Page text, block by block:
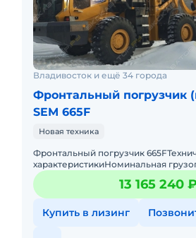
Владивосток и ещё 34 города
Фронтальный погрузчик
SEM 665F
Новая техника
Фронтальный погрузчик
характеристикиНоминальная
кгЭксплуатационная масса 20 030
ковша 4,5 м³Колёсная б13 165 240
Купить в лизинг